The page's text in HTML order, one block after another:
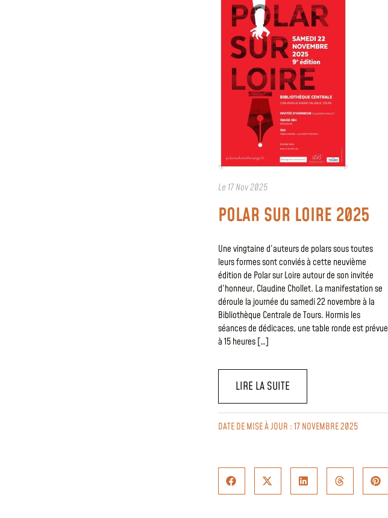
Le 17 Nov 2025
POLAR SUR LOIRE 2025
Une vingtaine d’auteurs de polars sous toutes
leurs formes sont conviés à cette neuvième
édition de Polar sur Loire autour de son invitée
d’honneur, Claudine Chollet. La manifestation se
déroule la journée du samedi 22 novembre à la
Bibliothèque Centrale de Tours. Hormis les
séances de dédicaces, une table ronde est prévue
à 15 heures […]
LIRE LA SUITE
DATE DE MISE À JOUR : 17 NOVEMBRE 2025